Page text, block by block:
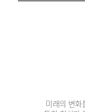
미래의 변화